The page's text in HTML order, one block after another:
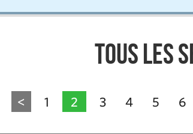
Tous les
< 1 2 3 4 5 6